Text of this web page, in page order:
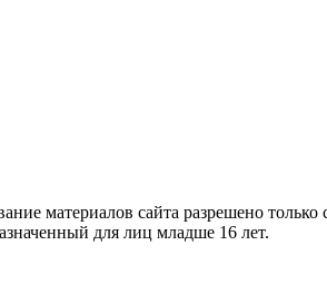
материалов cайта разрешено только
для лиц младше 16 лет.